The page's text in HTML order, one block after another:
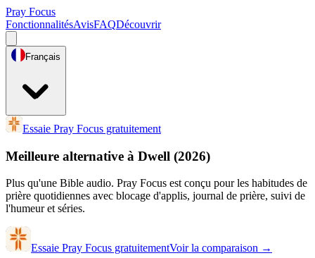
Pray Focus
FonctionnalitésAvisFAQDécouvrir
Français
Essaie Pray Focus gratuitement
Meilleure alternative à Dwell (2026)
Plus qu'une Bible audio. Pray Focus est conçu pour les habitudes de
prière quotidiennes avec blocage d'applis, journal de prière, suivi de
l'humeur et séries.
Essaie Pray Focus gratuitementVoir la comparaison →